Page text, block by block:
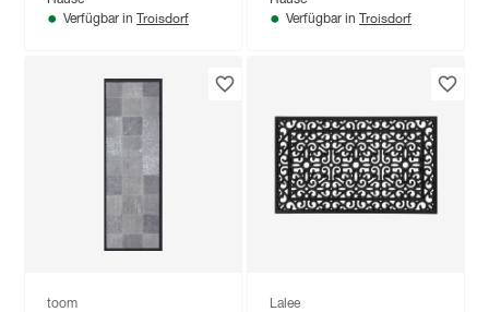
Verfügbar in Troisdorf
Verfügbar in Troisdorf
toom Lalee